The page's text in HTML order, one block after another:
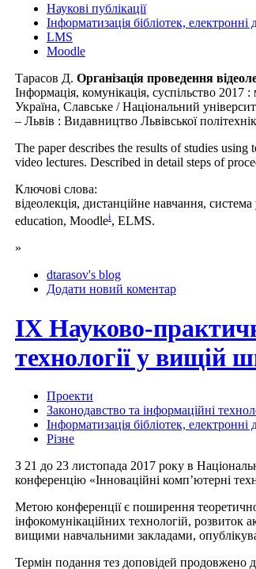
Наукові публікації
Інформатизація бібліотек, електронні
LMS
Moodle
Тарасов Д. Організація проведення
Інформація, комунікація, суспільство 2017
Україна, Славське / Національний
– Львів : Видавництво Львівської
The paper describes the results of studies
video lectures. Described in detail steps of
Ключові слова:
відеолекція, дистанційне навчання,
education, Moodlei, ELMS.
»
dtarasov's blog
Додати новий коментар
ІХ Науково-
технології у вищій
Проекти
Законодавство та інформаційні
Інформатизація бібліотек, електронні
Різне
З 21 до 23 листопада 2017 року в
конференцію «Інноваційні комп’ютерні
Метою конференції є поширення
інфокомунікаційних технологій, розвиток
вищими навчальними закладами,
Термін подання тез доповідей продовжено